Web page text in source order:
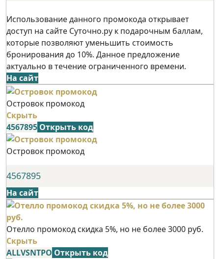
Использование данного промокода открывает
доступ на сайте Суточно.ру к подарочным баллам,
которые позволяют уменьшить стоимость
бронирования до 10%. Данное предложение
актуально в течение ограниченного времени.
На сайт
Островок промокод
Скрыть
4567895 Открыть код
Островок промокод
4567895
На сайт
Отелло промокод скидка 5%, но не более 3000 руб.
Скрыть
ALLVSNTPO Открыть код